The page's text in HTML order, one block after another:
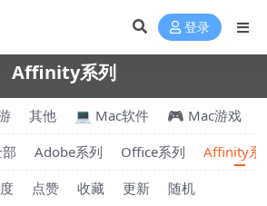
登录
Affinity系列
其他 💻 Mac软件 🎮 Mac游戏
Adobe系列 Office系列
Affinity系
点赞 收藏 更新 随机